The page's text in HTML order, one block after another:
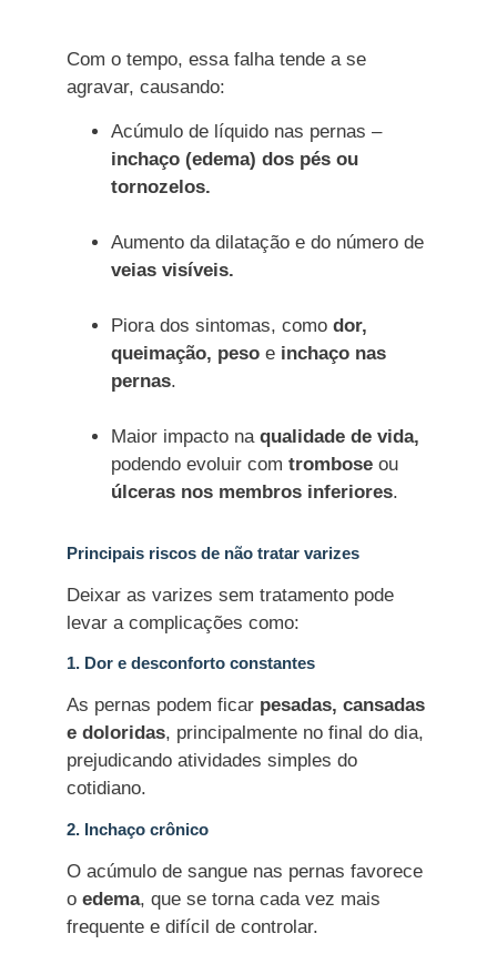
Com o tempo, essa falha tende a se
agravar, causando:
Acúmulo de líquido nas pernas –
inchaço (edema) dos pés ou
tornozelos.
Aumento da dilatação e do número de
veias visíveis.
Piora dos sintomas, como dor,
queimação, peso e inchaço nas
pernas.
Maior impacto na qualidade de vida,
podendo evoluir com trombose ou
úlceras nos membros inferiores.
Principais riscos de não tratar varizes
Deixar as varizes sem tratamento pode
levar a complicações como:
1. Dor e desconforto constantes
As pernas podem ficar pesadas, cansadas
e doloridas, principalmente no final do dia,
prejudicando atividades simples do
cotidiano.
2. Inchaço crônico
O acúmulo de sangue nas pernas favorece
o edema, que se torna cada vez mais
frequente e difícil de controlar.